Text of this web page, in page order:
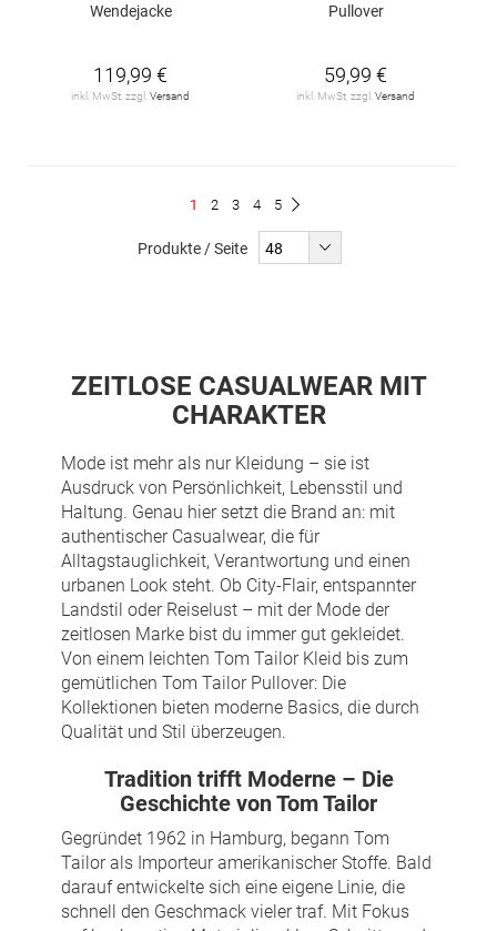
Wendejacke
119,99 €
inkl. MwSt. zzgl. Versand
Pullover
59,99 €
inkl. MwSt. zzgl. Versand
Du
1 Seite
2 Seite
3 Seite
4 Seite
5
Produkte / Seite
ZEITLOSE CASUALWEAR MIT
CHARAKTER
Mode ist mehr als nur Kleidung – sie ist
Ausdruck von Persönlichkeit, Lebensstil und
Haltung. Genau hier setzt die Brand an: mit
authentischer Casualwear, die für
Alltagstauglichkeit, Verantwortung und einen
urbanen Look steht. Ob City-Flair, entspannter
Landstil oder Reiselust – mit der Mode der
zeitlosen Marke bist du immer gut gekleidet.
Von einem leichten Tom Tailor Kleid bis zum
gemütlichen Tom Tailor Pullover: Die
Kollektionen bieten moderne Basics, die durch
Qualität und Stil überzeugen.
Tradition trifft Moderne – Die
Geschichte von Tom Tailor
Gegründet 1962 in Hamburg, begann Tom
Tailor als Importeur amerikanischer Stoffe. Bald
darauf entwickelte sich eine eigene Linie, die
schnell den Geschmack vieler traf. Mit Fokus